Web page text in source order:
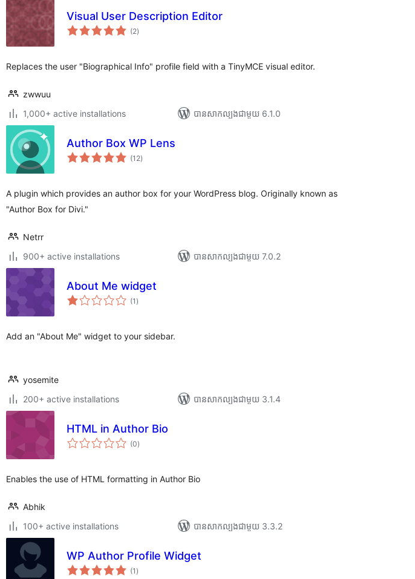
Visual User Description Editor
(2ការ
វាយ
)
Replaces the user "Biographical Info" profile field with a TinyMCE visual editor.
zwwuu
1,000+ active installations
បាន​សាកល្បង​ជាមួយ 6.1.0
Author Box WP Lens
(12ការ
វាយ
)
A plugin which provides an author box for your WordPress blog. Originally known as
"Author Box for Divi."
Netrr
900+ active installations
បាន​សាកល្បង​ជាមួយ 7.0.2
About Me widget
(1 ការ
វាយ
)
Add an "About Me" widget to your sidebar.
yosemite
200+ active installations
បាន​សាកល្បង​ជាមួយ 3.1.4
HTML in Author Bio
(0ការ
វាយ
)
Enables the use of HTML formatting in Author Bio
Abhik
100+ active installations
បាន​សាកល្បង​ជាមួយ 3.3.2
WP Author Profile Widget
(1 ការ
វាយ
)